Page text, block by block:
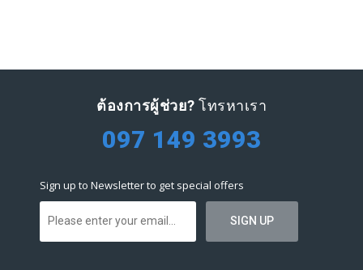
ต้องการผู้ช่วย? โทรหาเรา
097 149 3993
Sign up to Newsletter to get special offers